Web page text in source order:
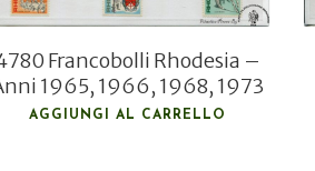
Francobolli Rhodesia –
1965, 1966, 1968, 1973
AGGIUNGI AL CARRELLO